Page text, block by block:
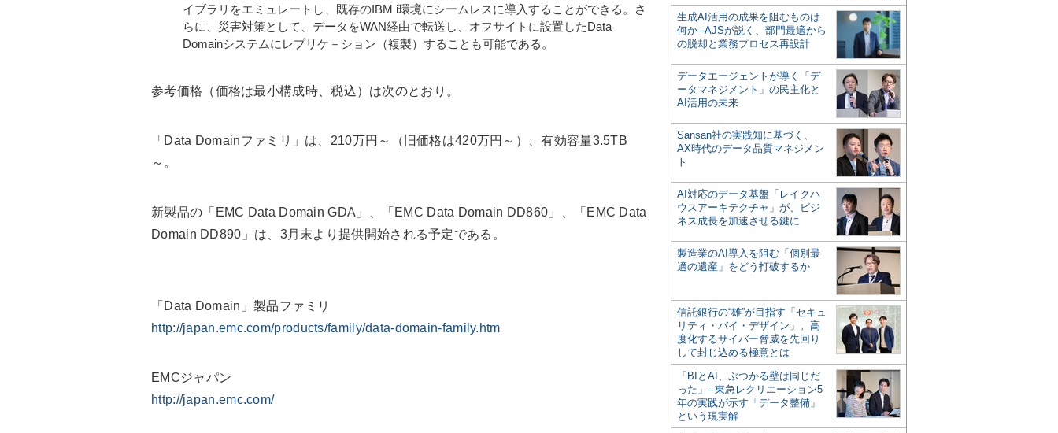
イブラリをエミュレートし、既存のIBM i環境にシームレスに導入することができる。さ
らに、災害対策として、データをWAN経由で転送し、オフサイトに設置したData
Domainシステムにレプリケ－ション（複製）することも可能である。
参考価格（価格は最小構成時、税込）は次のとおり。
「Data Domainファミリ」は、210万円～（旧価格は420万円～）、有効容量3.5TB
～。
新製品の「EMC Data Domain GDA」、「EMC Data Domain DD860」、「EMC Data
Domain DD890」は、3月末より提供開始される予定である。
「Data Domain」製品ファミリ
http://japan.emc.com/products/family/data-domain-family.htm
EMCジャパン
http://japan.emc.com/
生成AI活用の成果を阻むものは
何か─AJSが説く、部門最適から
の脱却と業務プロセス再設計
データエージェントが導く「デ
ータマネジメント」の民主化と
AI活用の未来
Sansan社の実践知に基づく、
AX時代のデータ品質マネジメン
ト
AI対応のデータ基盤「レイクハ
ウスアーキテクチャ」が、ビジ
ネス成長を加速させる鍵に
製造業のAI導入を阻む「個別最
適の遺産」をどう打破するか
信託銀行の“雄”が目指す「セキュ
リティ・バイ・デザイン」。高
度化するサイバー脅威を先回り
して封じ込める極意とは
「BIとAI、ぶつかる壁は同じだ
った」─東急レクリエーション5
年の実践が示す「データ整備」
という現実解